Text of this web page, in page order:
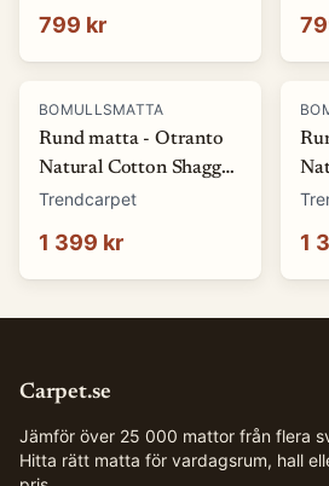
799 kr
BOMULLSMATTA
Rund matta - Otranto
Natural Cotton Shaggy
(taupe) (Storlek: Ø 160
Trendcarpet
1 399 kr 1
Carpet.se
Jämför över 25 000 mattor från flera
Hitta rätt matta för vardagsrum, hall